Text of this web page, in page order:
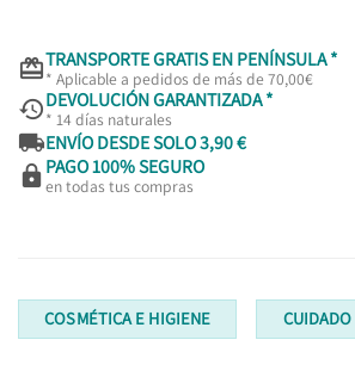
TRANSPORTE GRATIS EN PENÍNSULA *
* Aplicable a pedidos de más de 70,00€
DEVOLUCIÓN GARANTIZADA *
* 14 días naturales
ENVÍO DESDE SOLO 3,90 €
 PAGO 100% SEGURO
en todas tus compras
COSMÉTICA E HIGIENE